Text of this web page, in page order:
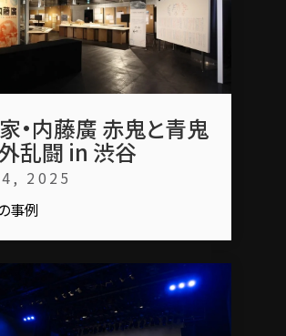
・内藤廣 赤鬼と青鬼
乱闘 in 渋谷
2025
事例